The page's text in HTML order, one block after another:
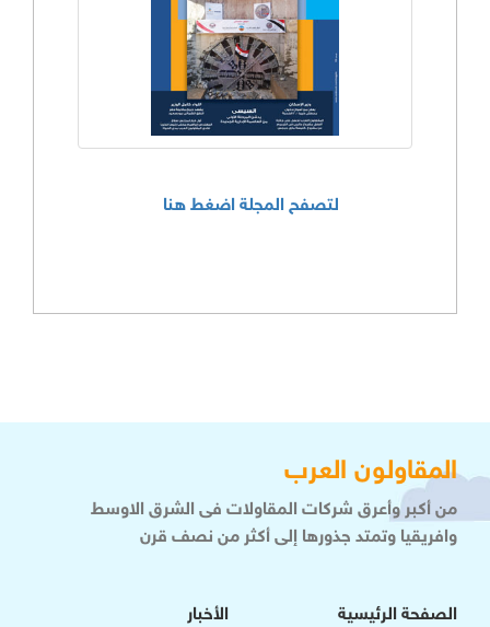
لتصفح المجلة اضغط هنا
المقاولون العرب
من أكبر وأعرق شركات المقاولات فى الشرق الاوسط
وافريقيا وتمتد جذورها إلى أكثر من نصف قرن
الصفحة الرئيسية
الأخبار